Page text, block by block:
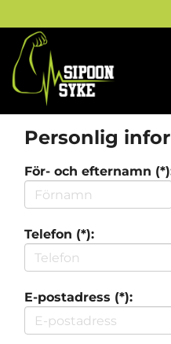
Personlig
För- och efternamn
Telefon (*):
E-postadress (*):